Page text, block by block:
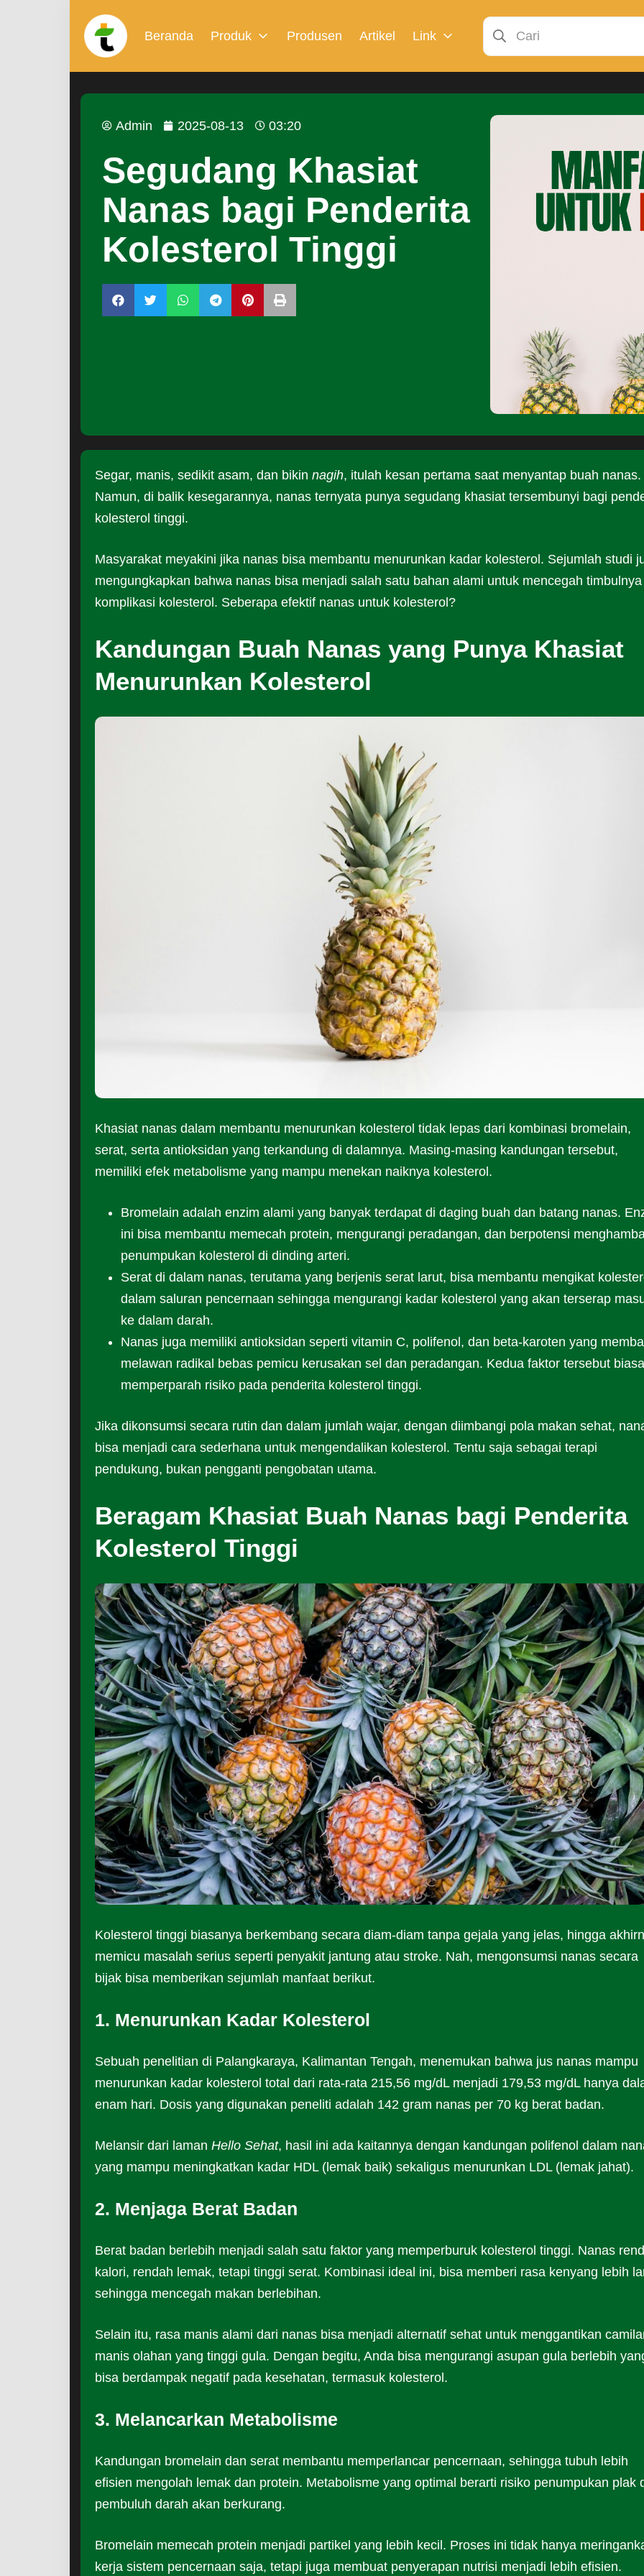
Beranda Produk Produsen Artikel Link
Admin 2025-08-13 03:20
Segudang Khasiat
Nanas bagi Penderita
Kolesterol Tinggi
Segar, manis, sedikit asam, dan bikin nagih, itulah kesan pertama saat menyantap buah nanas.
Namun, di balik kesegarannya, nanas ternyata punya segudang khasiat tersembunyi bagi
kolesterol tinggi.
Masyarakat meyakini jika nanas bisa membantu menurunkan kadar kolesterol. Sejumlah studi
mengungkapkan bahwa nanas bisa menjadi salah satu bahan alami untuk mencegah timbulnya
komplikasi kolesterol. Seberapa efektif nanas untuk kolesterol?
Kandungan Buah Nanas yang Punya Khasiat
Menurunkan Kolesterol
Khasiat nanas dalam membantu menurunkan kolesterol tidak lepas dari kombinasi bromelain,
serat, serta antioksidan yang terkandung di dalamnya. Masing-masing kandungan tersebut,
memiliki efek metabolisme yang mampu menekan naiknya kolesterol.
Bromelain adalah enzim alami yang banyak terdapat di daging buah dan batang nanas.
ini bisa membantu memecah protein, mengurangi peradangan, dan berpotensi
penumpukan kolesterol di dinding arteri.
Serat di dalam nanas, terutama yang berjenis serat larut, bisa membantu mengikat
dalam saluran pencernaan sehingga mengurangi kadar kolesterol yang akan terserap
ke dalam darah.
Nanas juga memiliki antioksidan seperti vitamin C, polifenol, dan beta-karoten yang
melawan radikal bebas pemicu kerusakan sel dan peradangan. Kedua faktor tersebut
memperparah risiko pada penderita kolesterol tinggi.
Jika dikonsumsi secara rutin dan dalam jumlah wajar, dengan diimbangi pola makan sehat,
bisa menjadi cara sederhana untuk mengendalikan kolesterol. Tentu saja sebagai terapi
pendukung, bukan pengganti pengobatan utama.
Beragam Khasiat Buah Nanas bagi Penderita
Kolesterol Tinggi
Kolesterol tinggi biasanya berkembang secara diam-diam tanpa gejala yang jelas, hingga
memicu masalah serius seperti penyakit jantung atau stroke. Nah, mengonsumsi nanas secara
bijak bisa memberikan sejumlah manfaat berikut.
1. Menurunkan Kadar Kolesterol
Sebuah penelitian di Palangkaraya, Kalimantan Tengah, menemukan bahwa jus nanas mampu
menurunkan kadar kolesterol total dari rata-rata 215,56 mg/dL menjadi 179,53 mg/dL hanya
enam hari. Dosis yang digunakan peneliti adalah 142 gram nanas per 70 kg berat badan.
Melansir dari laman Hello Sehat, hasil ini ada kaitannya dengan kandungan polifenol dalam
yang mampu meningkatkan kadar HDL (lemak baik) sekaligus menurunkan LDL (lemak jahat).
2. Menjaga Berat Badan
Berat badan berlebih menjadi salah satu faktor yang memperburuk kolesterol tinggi. Nanas
kalori, rendah lemak, tetapi tinggi serat. Kombinasi ideal ini, bisa memberi rasa kenyang lebih
sehingga mencegah makan berlebihan.
Selain itu, rasa manis alami dari nanas bisa menjadi alternatif sehat untuk menggantikan
manis olahan yang tinggi gula. Dengan begitu, Anda bisa mengurangi asupan gula berlebih
bisa berdampak negatif pada kesehatan, termasuk kolesterol.
3. Melancarkan Metabolisme
Kandungan bromelain dan serat membantu memperlancar pencernaan, sehingga tubuh lebih
efisien mengolah lemak dan protein. Metabolisme yang optimal berarti risiko penumpukan plak
pembuluh darah akan berkurang.
Bromelain memecah protein menjadi partikel yang lebih kecil. Proses ini tidak hanya
kerja sistem pencernaan saja, tetapi juga membuat penyerapan nutrisi menjadi lebih efisien.